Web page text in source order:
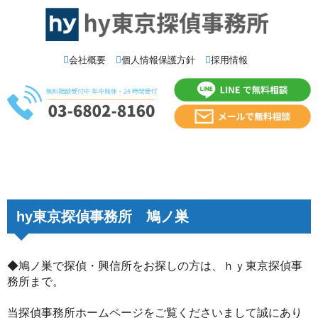
会社概要 個人情報保護方針 採用情報
hy東京探偵事務所 鳩ノ巣
◆鳩ノ巣で探偵・興信所をお探しの方は、ｈｙ東京探偵事
務所まで。
当探偵事務所ホームページをご覧くださいまして誠にあり